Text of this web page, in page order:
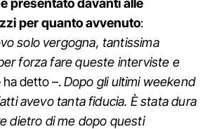
presentato davanti alle
per quanto avvenuto:
solo vergogna, tantissima
forza fare queste interviste e
detto –.Dopo gli ultimi weekend
avevo tanta fiducia. È stata dura
dietro di me dopo questi